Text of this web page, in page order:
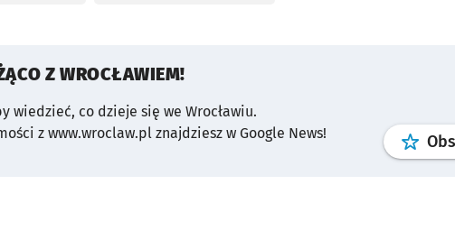
Z WROCŁAWIEM!
wiedzieć, co dzieje się we Wrocławiu.
z www.wroclaw.pl znajdziesz w Google News!